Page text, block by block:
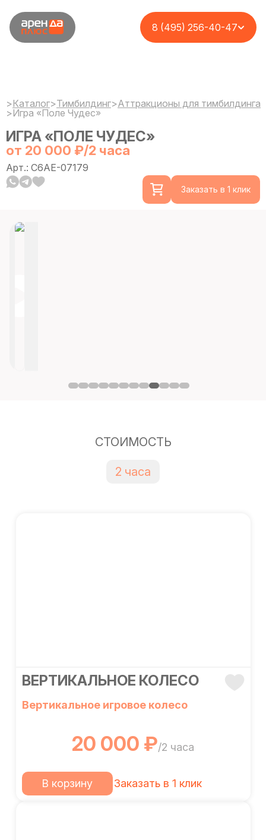
8 (495) 256-40-47
>Каталог>Тимбилдинг>Аттракционы для тимбилдинга
>Игра «Поле Чудес»
ИГРА «ПОЛЕ ЧУДЕС»
от 20 000 ₽/2 часа
Арт.: C6AE-07179
Заказать в 1 клик
СТОИМОСТЬ
2 часа
ВЕРТИКАЛЬНОЕ КОЛЕСО
Вертикальное игровое колесо
20 000 ₽/2 часа
В корзину Заказать в 1 клик